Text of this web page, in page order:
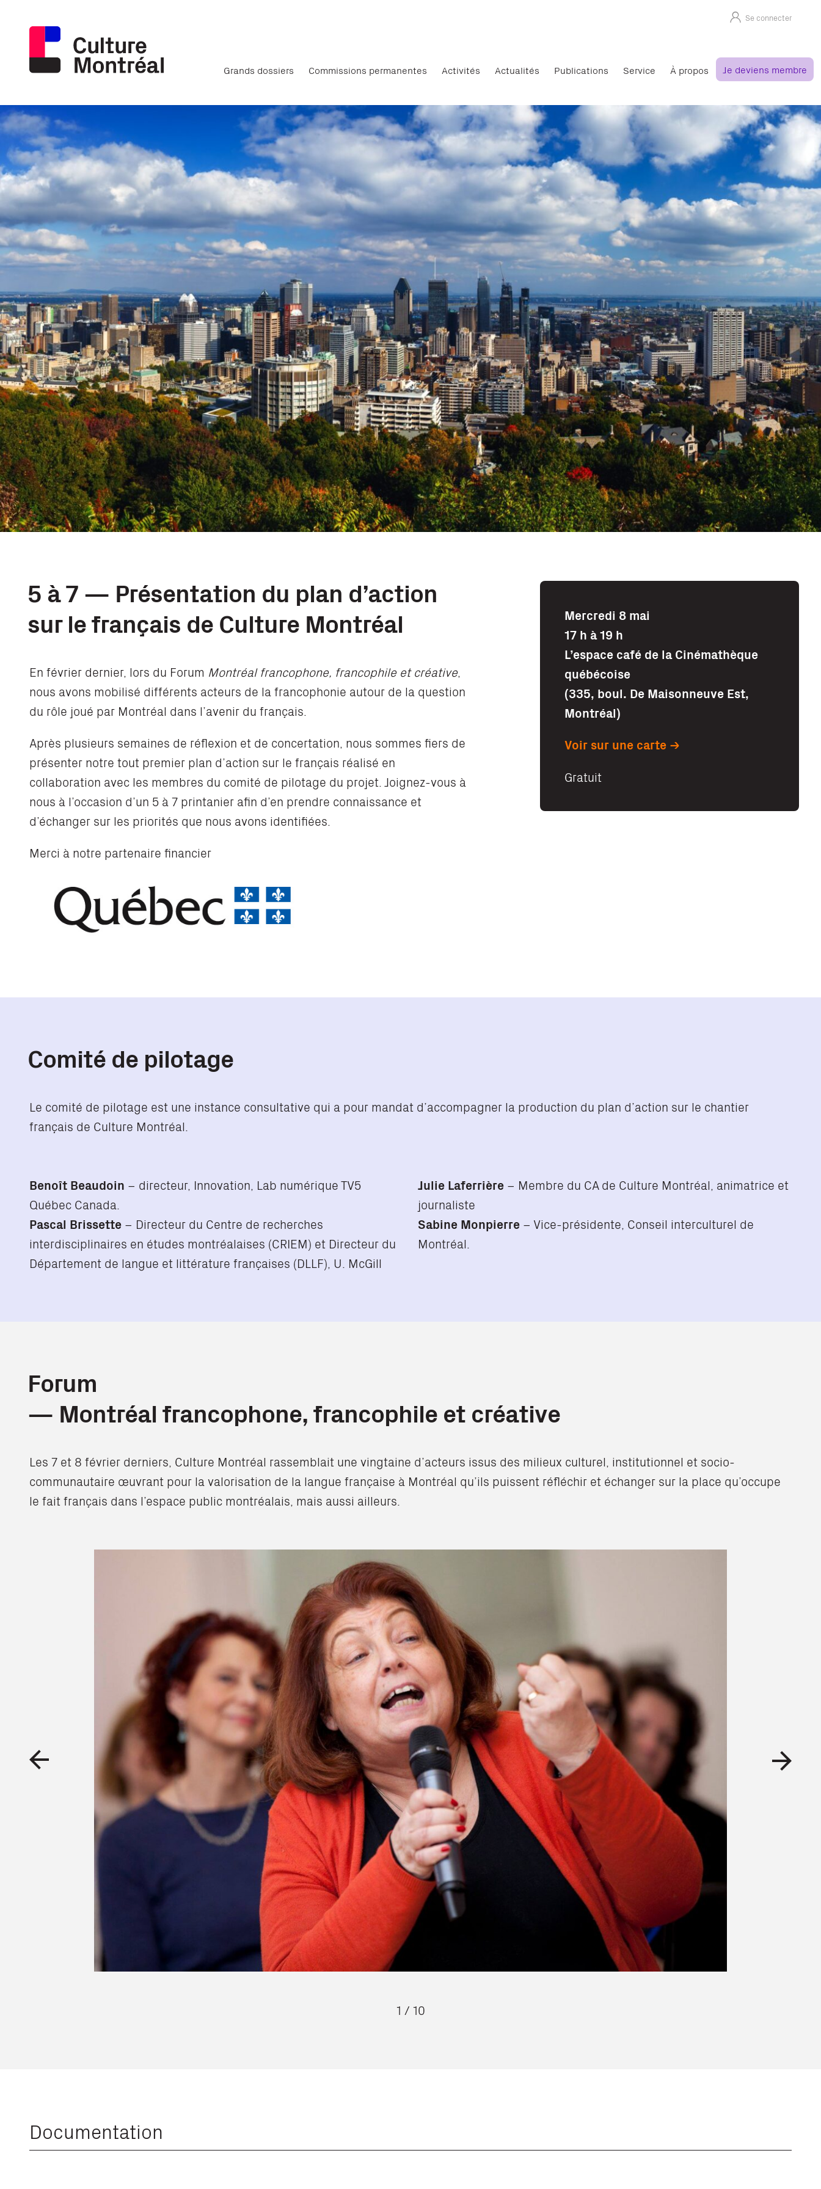
Se connecter
Grands dossiers Commissions permanentes Activités Actualités Publications Service À propos Je deviens membre
5 à 7 — Présentation du plan d’action
sur le français de Culture Montréal
En février dernier, lors du Forum Montréal francophone, francophile et créative,
nous avons mobilisé différents acteurs de la francophonie autour de la question
du rôle joué par Montréal dans l’avenir du français.
Après plusieurs semaines de réflexion et de concertation, nous sommes fiers de
présenter notre tout premier plan d’action sur le français réalisé en
collaboration avec les membres du comité de pilotage du projet. Joignez-vous à
nous à l’occasion d’un 5 à 7 printanier afin d’en prendre connaissance et
d’échanger sur les priorités que nous avons identifiées.
Merci à notre partenaire financier
Mercredi 8 mai
17 h à 19 h
L’espace café de la Cinémathèque
québécoise
(335, boul. De Maisonneuve Est,
Montréal)
Voir sur une carte
Gratuit
Comité de pilotage
Le comité de pilotage est une instance consultative qui a pour mandat d’accompagner la production du plan d’action sur le chantier
français de Culture Montréal.
Benoît Beaudoin – directeur, Innovation, Lab numérique TV5
Québec Canada.
Pascal Brissette – Directeur du Centre de recherches
interdisciplinaires en études montréalaises (CRIEM) et Directeur du
Département de langue et littérature françaises (DLLF), U. McGill
Julie Laferrière – Membre du CA de Culture Montréal, animatrice et
journaliste
Sabine Monpierre – Vice-présidente, Conseil interculturel de
Montréal.
Forum
— Montréal francophone, francophile et créative
Les 7 et 8 février derniers, Culture Montréal rassemblait une vingtaine d’acteurs issus des milieux culturel, institutionnel et socio-
communautaire œuvrant pour la valorisation de la langue française à Montréal qu’ils puissent réfléchir et échanger sur la place qu’occupe
le fait français dans l’espace public montréalais, mais aussi ailleurs.
1 / 10
Documentation